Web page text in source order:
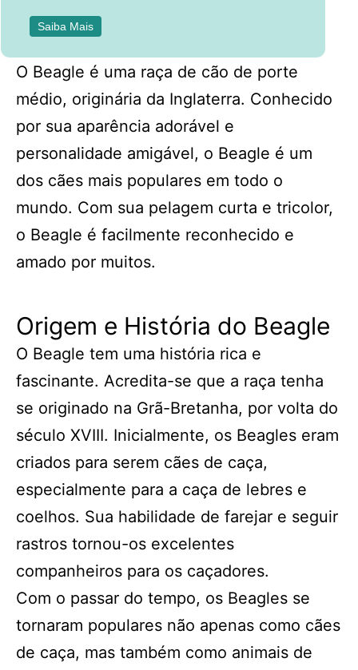
Saiba Mais
O Beagle é uma raça de cão de porte
médio, originária da Inglaterra. Conhecido
por sua aparência adorável e
personalidade amigável, o Beagle é um
dos cães mais populares em todo o
mundo. Com sua pelagem curta e tricolor,
o Beagle é facilmente reconhecido e
amado por muitos.
Origem e História do Beagle
O Beagle tem uma história rica e
fascinante. Acredita-se que a raça tenha
se originado na Grã-Bretanha, por volta do
século XVIII. Inicialmente, os Beagles eram
criados para serem cães de caça,
especialmente para a caça de lebres e
coelhos. Sua habilidade de farejar e seguir
rastros tornou-os excelentes
companheiros para os caçadores.
Com o passar do tempo, os Beagles se
tornaram populares não apenas como cães
de caça, mas também como animais de